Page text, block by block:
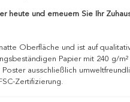
heute und erneuern Sie Ihr
Oberfläche und ist auf
Papier mit 240 g/
ausschließlich
Zertifizierung.